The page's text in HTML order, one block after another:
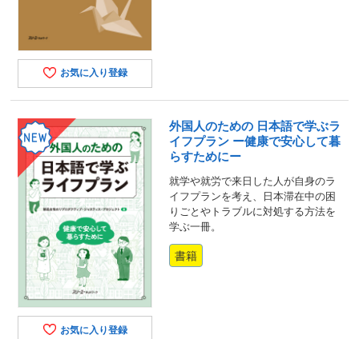
お気に入り登録
お気に入り登録
外国人のための 日本語で学ぶラ
イフプラン ー健康で安心して暮
らすためにー
就学や就労で来日した人が自身のラ
イフプランを考え、日本滞在中の困
りごとやトラブルに対処する方法を
学ぶ一冊。
書籍